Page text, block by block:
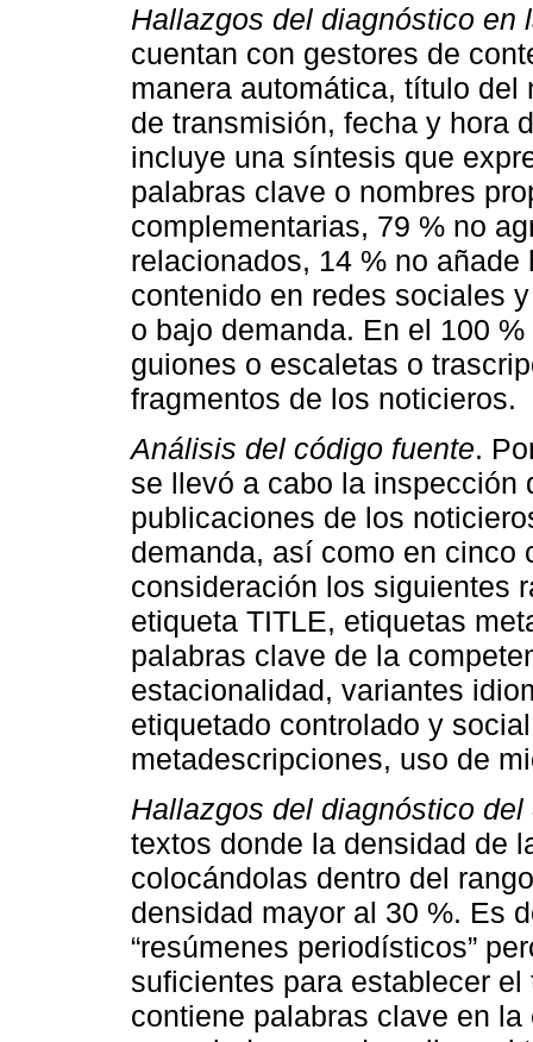
Hallazgos del diagnóstico en
cuentan con gestores de
manera automática, título
de transmisión, fecha y hora
incluye una síntesis que
palabras clave o nombres
complementarias, 79 % no
relacionados, 14 % no
contenido en redes sociales
o bajo demanda. En el 100
guiones o escaletas o
fragmentos de los noticieros.
Análisis del código fuente.
se llevó a cabo la inspección
publicaciones de los
demanda, así como en cinco
consideración los siguientes
etiqueta TITLE, etiquetas
palabras clave de la
estacionalidad, variantes
etiquetado controlado y
metadescripciones, uso de
Hallazgos del diagnóstico
textos donde la densidad de
colocándolas dentro del
densidad mayor al 30 %. Es
“resúmenes periodísticos”
suficientes para establecer
contiene palabras clave en